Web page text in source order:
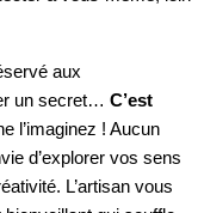
aux
un secret… C’est
l’imaginez ! Aucun
d’explorer vos sens
L’artisan vous